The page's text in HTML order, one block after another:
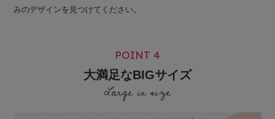
みのデザインを見つけてください。
POINT 4
大満足なBIGサイズ
Large in size